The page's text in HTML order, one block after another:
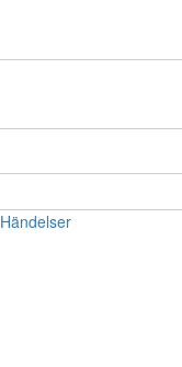
Händelser